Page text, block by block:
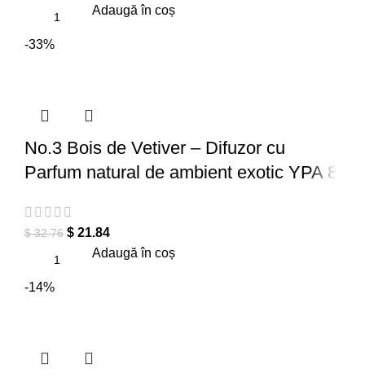
Adaugă în coș
-33%
No.3 Bois de Vetiver – Difuzor cu
Parfum natural de ambient exotic YPA 8
$32.76 $ 21.84
Adaugă în coș
-14%